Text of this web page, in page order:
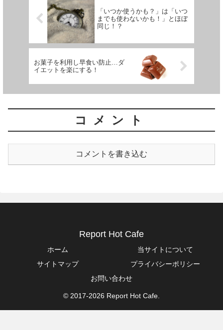
「いつか使うかも？」は「いつ
までも使わないかも！」とほぼ
同じ！？
お菓子を利用し早食い防止…ダ
イエットを楽にする！
コメント
コメントを書き込む
Report Hot Cafe
ホーム
当サイトについて
サイトマップ
プライバシーポリシー
お問い合わせ
© 2017-2026 Report Hot Cafe.